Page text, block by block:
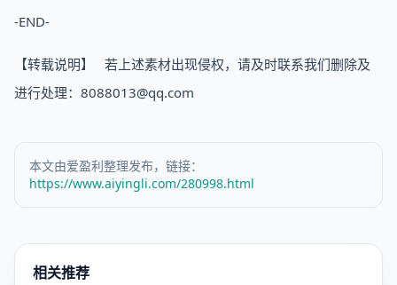
-END-
【转载说明】 若上述素材出现侵权，请及时联系我们删除及
进行处理：8088013@qq.com
本文由爱盈利整理发布，链接：
https://www.aiyingli.com/280998.html
相关推荐